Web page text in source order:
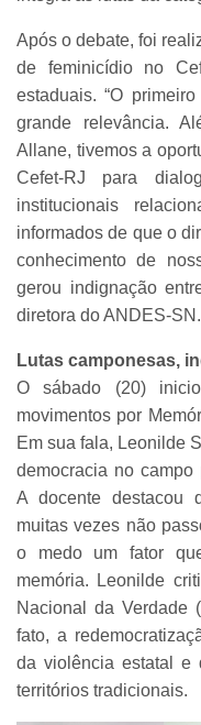
Após o debate, foi
de feminicídio no
estaduais. “O
grande relevância.
Allane, tivemos a
Cefet-RJ para
institucionais
informados de que o
conhecimento de
gerou indignação
diretora do ANDES-SN.
Lutas camponesas,
O sábado (20)
movimentos por
Em sua fala, Leonilde
democracia no campo
A docente destacou
muitas vezes não
o medo um fator
memória. Leonilde
Nacional da Verdade
fato, a
da violência estatal e
territórios tradicionais.